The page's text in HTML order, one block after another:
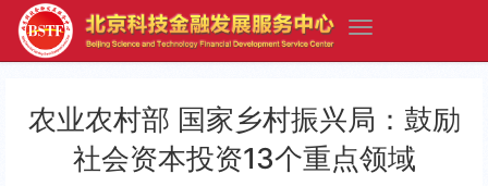
农业农村部 国家乡村振兴局：鼓励
社会资本投资13个重点领域